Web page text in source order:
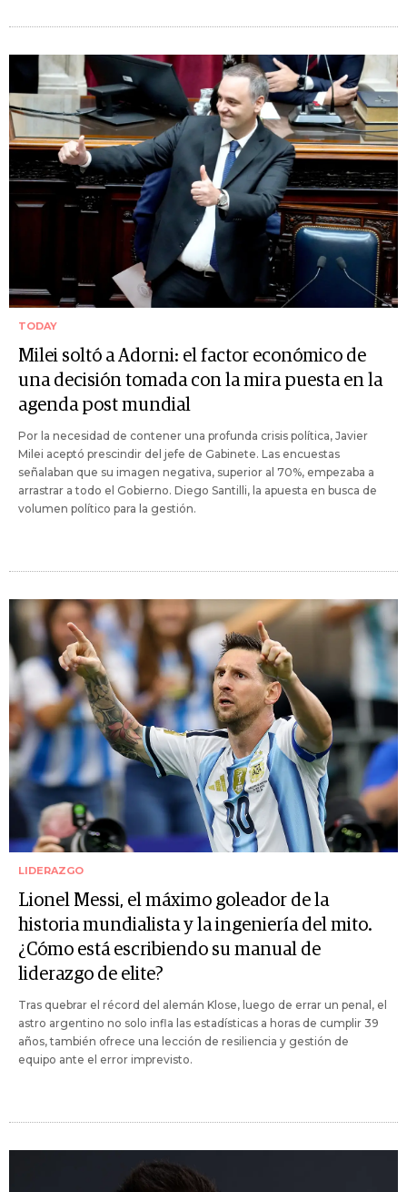
TODAY
Milei soltó a Adorni: el factor económico de
una decisión tomada con la mira puesta en la
agenda post mundial
Por la necesidad de contener una profunda crisis política, Javier
Milei aceptó prescindir del jefe de Gabinete. Las encuestas
señalaban que su imagen negativa, superior al 70%, empezaba a
arrastrar a todo el Gobierno. Diego Santilli, la apuesta en busca de
volumen político para la gestión.
LIDERAZGO
Lionel Messi, el máximo goleador de la
historia mundialista y la ingeniería del mito.
¿Cómo está escribiendo su manual de
liderazgo de elite?
Tras quebrar el récord del alemán Klose, luego de errar un penal, el
astro argentino no solo infla las estadísticas a horas de cumplir 39
años, también ofrece una lección de resiliencia y gestión de
equipo ante el error imprevisto.